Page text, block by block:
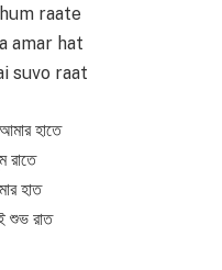
raate
amar hat
suvo raat
হাতে
রাতে
হাত
শুভ রাত